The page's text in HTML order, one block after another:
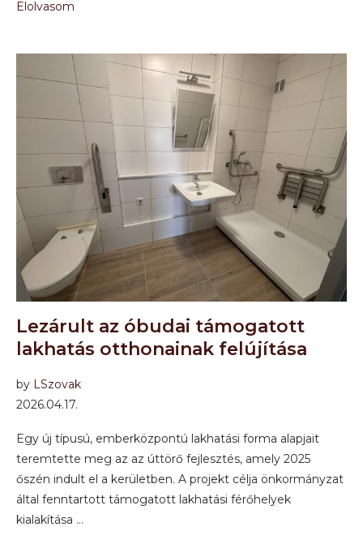
Elolvasom
Lezárult az óbudai támogatott
lakhatás otthonainak felújítása
by LSzovak
2026.04.17.
Egy új típusú, emberközpontú lakhatási forma alapjait
teremtette meg az az úttörő fejlesztés, amely 2025
őszén indult el a kerületben. A projekt célja önkormányzat
által fenntartott támogatott lakhatási férőhelyek
kialakítása …